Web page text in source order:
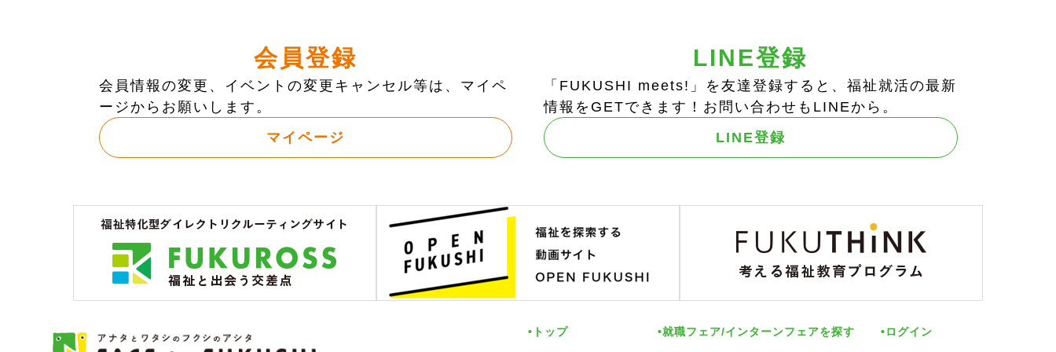
会員登録
会員情報の変更、イベントの変更キャンセル等は、マイペ
ージからお願いします。
マイページ
LINE登録
「FUKUSHI meets!」を友達登録すると、福祉就活の最新
情報をGETできます！お問い合わせもLINEから。
LINE登録
トップ 就職フェア/インターンフェアを探す ログイン